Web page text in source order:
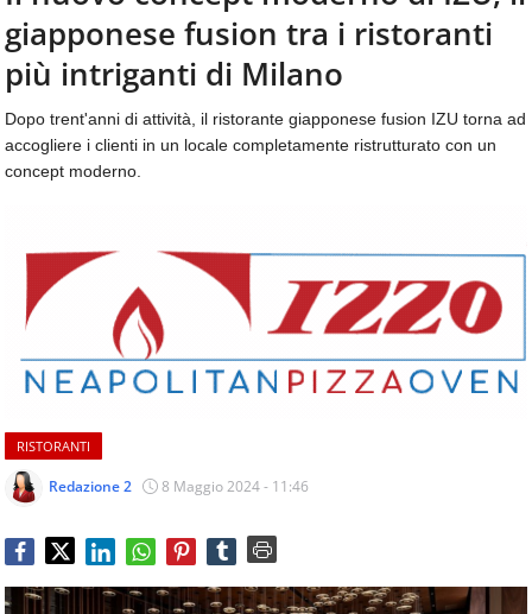
aggiornamenti
quotidiani
su
temi
come
ospitalità,
ristorazione,
food
catering
e
articoli
sul
mondo
dei
consumi
fuoricasa,
del
Food
Service
e
CONTATTI
giapponese fusion tra i ristoranti
più intriganti di Milano
Dopo trent'anni di attività, il ristorante giapponese fusion IZU torna ad
accogliere i clienti in un locale completamente ristrutturato con un
concept moderno.
RISTORANTI
Redazione 2 8 Maggio 2024 - 11:46